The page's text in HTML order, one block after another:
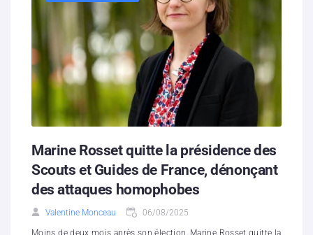
Marine Rosset quitte la présidence des
Scouts et Guides de France, dénonçant
des attaques homophobes
Valentine Monceau 06/08/2025
Moins de deux mois après son élection, Marine Rosset quitte la